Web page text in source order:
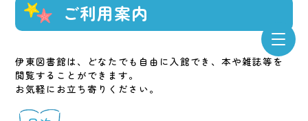
ご利用案内
伊東図書館は、どなたでも自由に入館でき、本や雑誌等を
閲覧することができます。
お気軽にお立ち寄りください。